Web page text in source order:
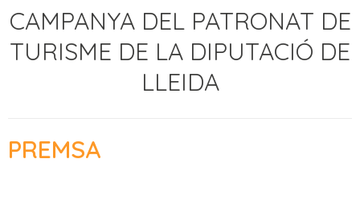
CAMPANYA DEL PATRONAT DE
TURISME DE LA DIPUTACIÓ DE
LLEIDA
PREMSA